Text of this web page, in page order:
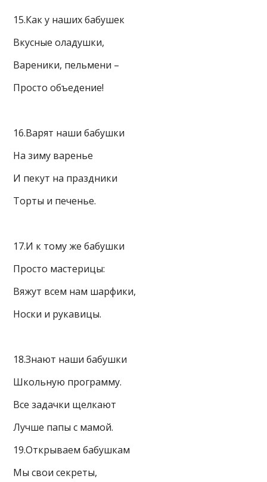
15.Как у наших бабушек
Вкусные оладушки,
Вареники, пельмени –
Просто объедение!
16.Варят наши бабушки
На зиму варенье
И пекут на праздники
Торты и печенье.
17.И к тому же бабушки
Просто мастерицы:
Вяжут всем нам шарфики,
Носки и рукавицы.
18.Знают наши бабушки
Школьную программу.
Все задачки щелкают
Лучше папы с мамой.
19.Открываем бабушкам
Мы свои секреты,